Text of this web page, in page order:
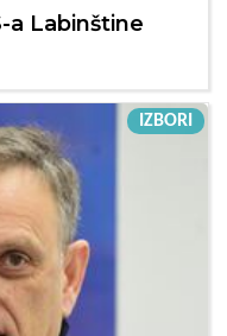
a Labinštine
IZBORI